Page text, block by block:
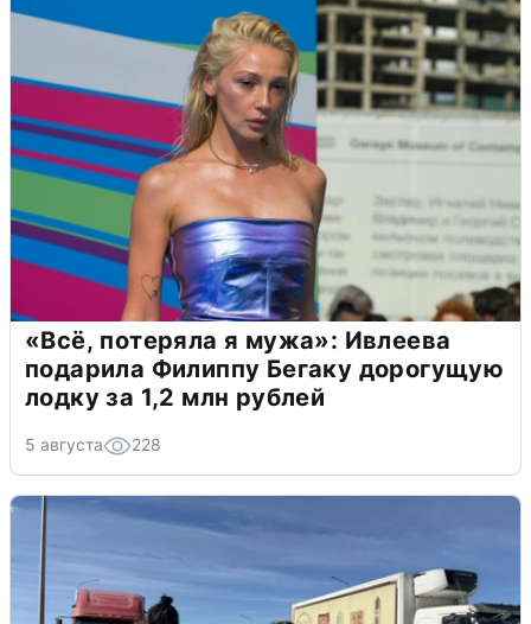
«Всё, потеряла я мужа»: Ивлеева
подарила Филиппу Бегаку дорогущую
лодку за 1,2 млн рублей
5 августа 228